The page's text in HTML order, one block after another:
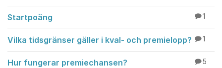
Startpoäng 1
Vilka tidsgränser gäller i kval- och premielopp? 1
Hur fungerar premiechansen? 5